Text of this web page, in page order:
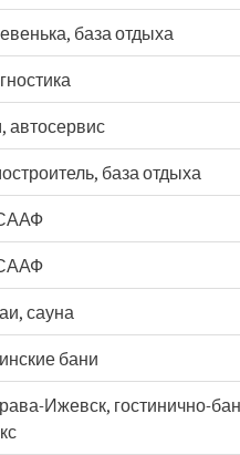
база отдыха
автосервис
база отдыха
сауна
бани
Ижевск, гостинично-